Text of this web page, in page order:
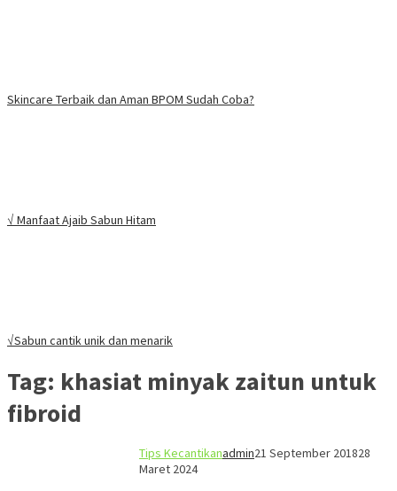
Skincare Terbaik dan Aman BPOM Sudah Coba?
√ Manfaat Ajaib Sabun Hitam
√Sabun cantik unik dan menarik
Tag: khasiat minyak zaitun untuk
fibroid
Tips Kecantikanadmin21 September 201828
Maret 2024